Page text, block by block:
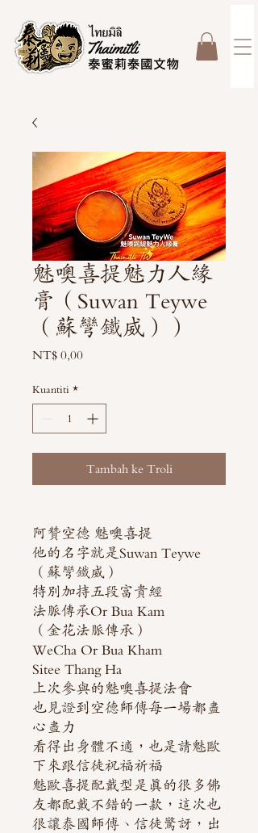
魅噢喜提魅力人緣
膏（Suwan Teywe
（蘇彎鐵威））
NT$ 0,00Harga
Kuantiti *
Tambah ke Troli
阿贊空德 魅噢喜提
他的名字就是Suwan Teywe
（蘇彎鐵威）
特別加持五段富貴經
法脈傳承Or Bua Kam
（金花法脈傳承）
WeCha Or Bua Kham
Sitee Thang Ha
上次參與的魅噢喜提法會
也見證到空德師傅每一場都盡
心盡力
看得出身體不適，也是請魅歐
下來跟信徒祝福祈福
魅歐喜提配戴型是真的很多佛
友都配戴不錯的一款，這次也
很讓泰國師傅、信徒驚訝，出